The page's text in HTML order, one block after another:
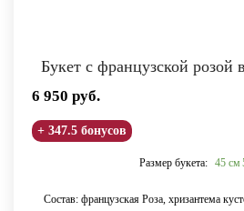
Букет с французской розой
6 950 руб.
+ 347.5 бонусов
Размер букета: 45 см
Состав: французская Роза, хризантема